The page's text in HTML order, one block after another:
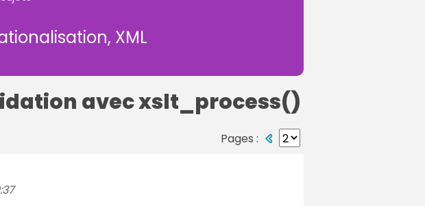
XML
avec xslt_process()
Pages :